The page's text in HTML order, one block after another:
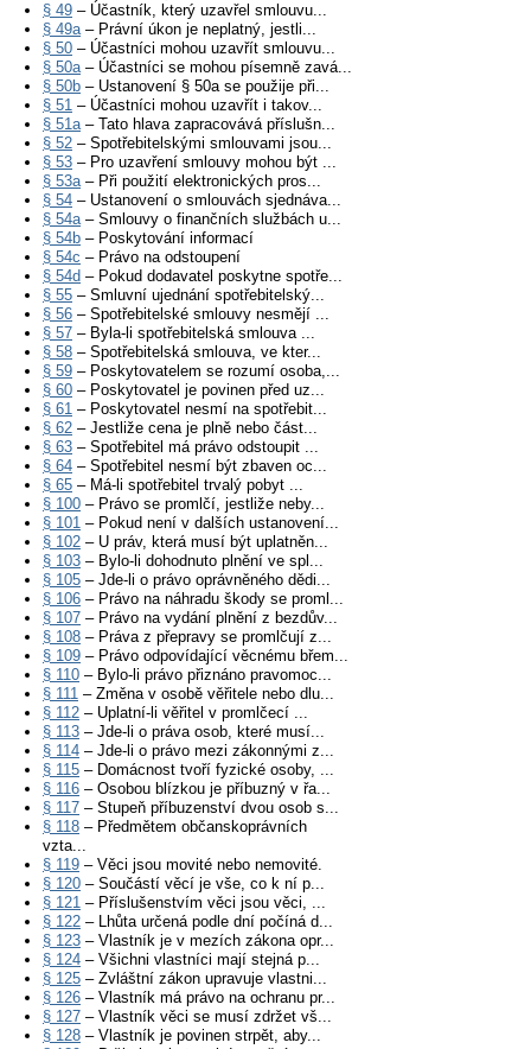
§ 49 – Účastník, který uzavřel smlouvu...
§ 49a– Právní úkon je neplatný, jestli...
§ 50 – Účastníci mohou uzavřít smlouvu...
§ 50a– Účastníci se mohou písemně zavá...
§ 50b – Ustanovení § 50a se použije při...
§ 51 – Účastníci mohou uzavřít i takov...
§ 51a– Tato hlava zapracovává příslušn...
§ 52 – Spotřebitelskými smlouvami jsou...
§ 53 – Pro uzavření smlouvy mohou být ...
§ 53a– Při použití elektronických pros...
§ 54 – Ustanovení o smlouvách sjednáva...
§ 54a– Smlouvy o finančních službách u...
§ 54b – Poskytování informací
§ 54c – Právo na odstoupení
§ 54d – Pokud dodavatel poskytne spotře...
§ 55 – Smluvní ujednání spotřebitelský...
§ 56 – Spotřebitelské smlouvy nesmějí ...
§ 57 – Byla-li spotřebitelská smlouva ...
§ 58 – Spotřebitelská smlouva, ve kter...
§ 59 – Poskytovatelem se rozumí osoba,...
§ 60 – Poskytovatel je povinen před uz...
§ 61 – Poskytovatel nesmí na spotřebit...
§ 62 – Jestliže cena je plně nebo část...
§ 63 – Spotřebitel má právo odstoupit ...
§ 64 – Spotřebitel nesmí být zbaven oc...
§ 65 – Má-li spotřebitel trvalý pobyt ...
§ 100 – Právo se promlčí, jestliže neby...
§ 101 – Pokud není v dalších ustanovení...
§ 102 – U práv, která musí být uplatněn...
§ 103 – Bylo-li dohodnuto plnění ve spl...
§ 105 – Jde-li o právo oprávněného dědi...
§ 106 – Právo na náhradu škody se proml...
§ 107 – Právo na vydání plnění z bezdův...
§ 108 – Práva z přepravy se promlčují z...
§ 109 – Právo odpovídající věcnému břem...
§ 110 – Bylo-li právo přiznáno pravomoc...
§ 111 – Změna v osobě věřitele nebo dlu...
§ 112 – Uplatní-li věřitel v promlčecí ...
§ 113 – Jde-li o práva osob, které musí...
§ 114 – Jde-li o právo mezi zákonnými z...
§ 115 – Domácnost tvoří fyzické osoby, ...
§ 116 – Osobou blízkou je příbuzný v řa...
§ 117 – Stupeň příbuzenství dvou osob s...
§ 118 – Předmětem občanskoprávních
vzta...
§ 119 – Věci jsou movité nebo nemovité.
§ 120 – Součástí věcí je vše, co k ní p...
§ 121 – Příslušenstvím věci jsou věci, ...
§ 122 – Lhůta určená podle dní počíná d...
§ 123 – Vlastník je v mezích zákona opr...
§ 124 – Všichni vlastníci mají stejná p...
§ 125 – Zvláštní zákon upravuje vlastni...
§ 126 – Vlastník má právo na ochranu pr...
§ 127 – Vlastník věci se musí zdržet vš...
§ 128 – Vlastník je povinen strpět, aby...